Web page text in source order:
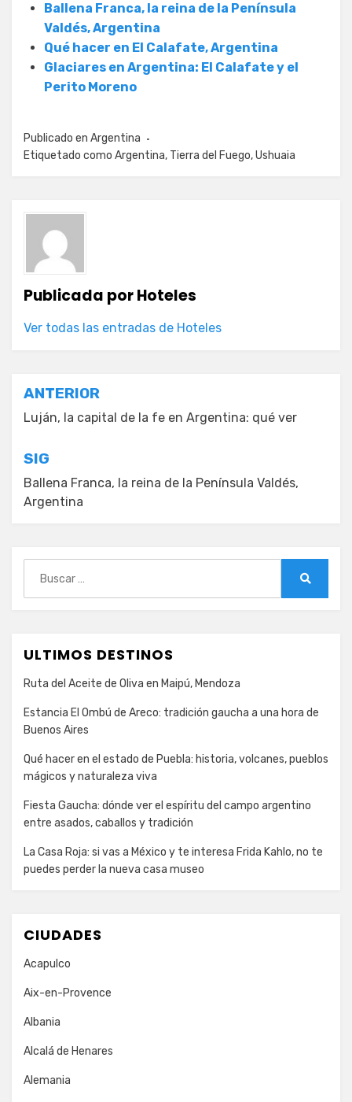
Ballena Franca, la reina de la Península
Valdés, Argentina
Qué hacer en El Calafate, Argentina
Glaciares en Argentina: El Calafate y el
Perito Moreno
Publicado en Argentina
Etiquetado como Argentina, Tierra del Fuego,Ushuaia
Publicada porHoteles
Ver todas las entradas de Hoteles
Navegación
de
entradas
ANTERIOR
Luján, la capital de la fe en Argentina: qué ver
SIG
Ballena Franca, la reina de la Península Valdés,
Argentina
ULTIMOS DESTINOS
Ruta del Aceite de Oliva en Maipú, Mendoza
Estancia El Ombú de Areco: tradición gaucha a una hora de
Buenos Aires
Qué hacer en el estado de Puebla: historia, volcanes, pueblos
mágicos y naturaleza viva
Fiesta Gaucha: dónde ver el espíritu del campo argentino
entre asados, caballos y tradición
La Casa Roja: si vas a México y te interesa Frida Kahlo, no te
puedes perder la nueva casa museo
CIUDADES
Acapulco
Aix-en-Provence
Albania
Alcalá de Henares
Alemania